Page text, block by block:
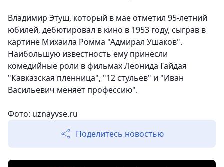
Владимир Этуш, который в мае отметил 95-летний
юбилей, дебютировал в кино в 1953 году, сыграв в
картине Михаила Ромма "Адмирал Ушаков".
Наибольшую известность ему принесли
комедийные роли в фильмах Леонида Гайдая
"Кавказская пленница", "12 стульев" и "Иван
Васильевич меняет профессию".
Фото: uznayvse.ru
Поделитесь новостью